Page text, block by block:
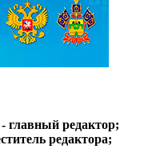
главный редактор;
редактора;